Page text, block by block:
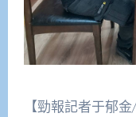
【勁報記者于郁